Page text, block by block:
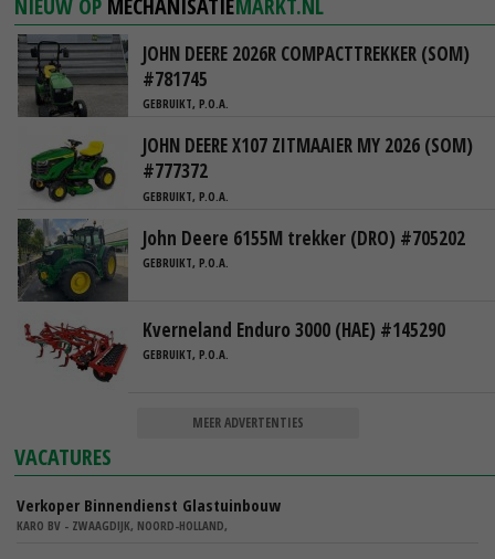
JOHN DEERE 2026R COMPACTTREKKER (SOM)
#781745
GEBRUIKT, P.O.A.
JOHN DEERE X107 ZITMAAIER MY 2026 (SOM)
#777372
GEBRUIKT, P.O.A.
John Deere 6155M trekker (DRO) #705202
GEBRUIKT, P.O.A.
Kverneland Enduro 3000 (HAE) #145290
GEBRUIKT, P.O.A.
MEER ADVERTENTIES
VACATURES
Verkoper Binnendienst Glastuinbouw
KARO BV - ZWAAGDIJK, NOORD-HOLLAND,